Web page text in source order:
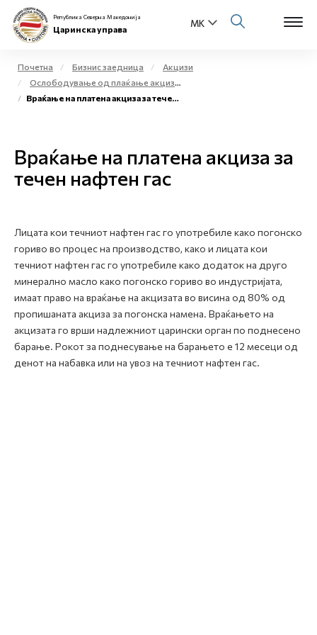
За нас
Open
Бизнис заедница
Open
Медиа центар
Контакт
Е-Весник
Република Северна Македонија
Царинска управа
Почетна Бизнис заедница
Акцизи
Ослободување од плаќање акциза и повластено користење на акцизни добра
Враќање на платена акциза за течен нафтен гас
Враќање на платена акциза за
течен нафтен гас
Лицата кои течниот нафтен гас го употребиле како погонско
гориво во процес на производство, како и лицата кои
течниот нафтен гас го употребиле како додаток на друго
минерално масло како погонско гориво во индустријата,
имаат право на враќање на акцизата во висина од 80% од
пропишаната акциза за погонска намена. Враќањето на
акцизата го врши надлежниот царински орган по поднесено
барање. Рокот за поднесување на барањето е 12 месеци од
денот на набавка или на увоз на течниот нафтен гас.